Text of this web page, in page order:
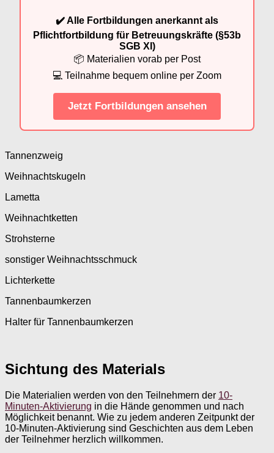
✔️ Alle Fortbildungen anerkannt als
Pflichtfortbildung für Betreuungskräfte (§53b
SGB XI)
📦 Materialien vorab per Post
💻 Teilnahme bequem online per Zoom
Jetzt Fortbildungen ansehen
Tannenzweig
Weihnachtskugeln
Lametta
Weihnachtketten
Strohsterne
sonstiger Weihnachtsschmuck
Lichterkette
Tannenbaumkerzen
Halter für Tannenbaumkerzen
Sichtung des Materials
Die Materialien werden von den Teilnehmern der 10-
Minuten-Aktivierung in die Hände genommen und nach
Möglichkeit benannt. Wie zu jedem anderen Zeitpunkt der
10-Minuten-Aktivierung sind Geschichten aus dem Leben
der Teilnehmer herzlich willkommen.